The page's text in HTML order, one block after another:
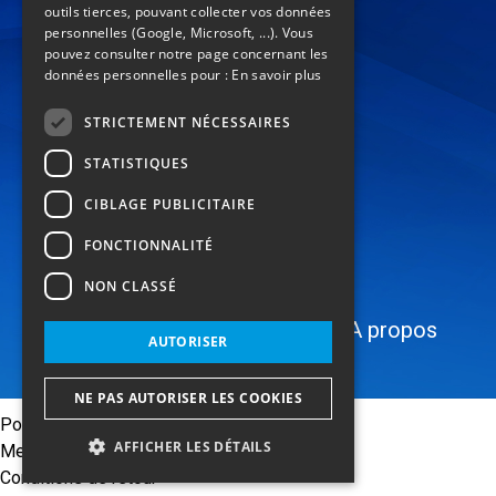
call(+33) 04 42 84 22 22
location_on
Zl les Paluds
13400 Aubagne
FRANCE
mail
language
CatalogueSecteurs Services A propos
Politique de confidentialité
Mentions légales
Conditions de retour
ENGLISH
outils tierces, pouvant collecter vos données
personnelles (Google, Microsoft, ...). Vous
pouvez consulter notre page concernant les
données personnelles pour : En savoir plus
STRICTEMENT NÉCESSAIRES
STATISTIQUES
CIBLAGE PUBLICITAIRE
FONCTIONNALITÉ
NON CLASSÉ
AUTORISER
NE PAS AUTORISER LES COOKIES
AFFICHER LES DÉTAILS